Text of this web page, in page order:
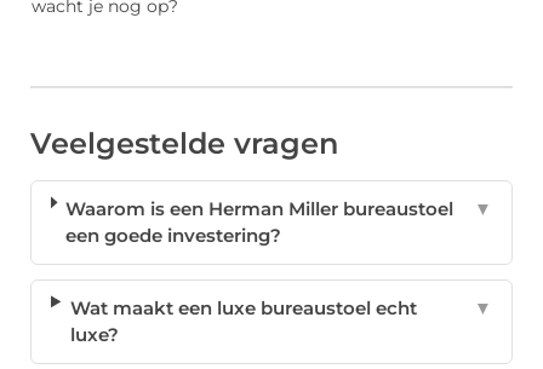
wacht je nog op?
Veelgestelde vragen
Waarom is een Herman Miller bureaustoel
een goede investering?
▼
Wat maakt een luxe bureaustoel echt
luxe?
▼